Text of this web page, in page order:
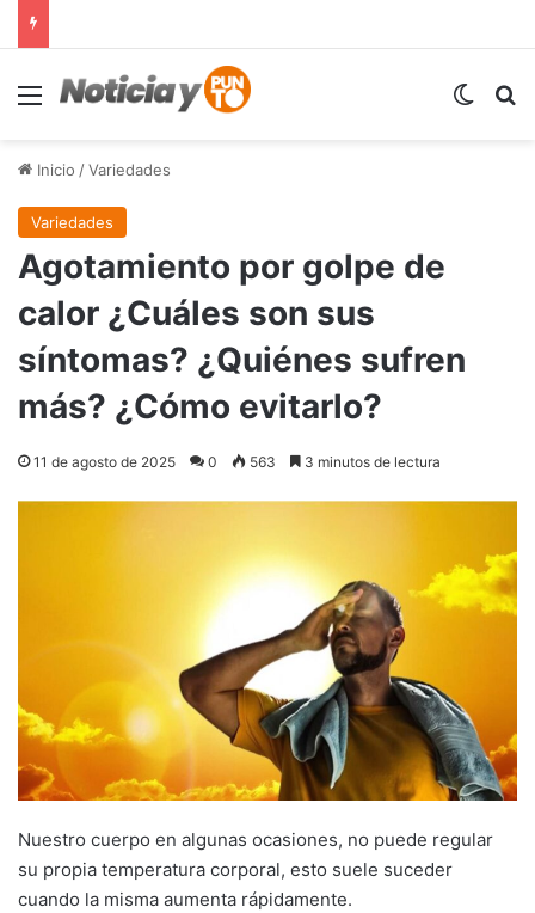
Menú
Inicio /Variedades
Variedades
Agotamiento por golpe de
calor ¿Cuáles son sus
síntomas? ¿Quiénes sufren
más? ¿Cómo evitarlo?
11 de agosto de 2025 0 563 3 minutos de lectura
Nuestro cuerpo en algunas ocasiones, no puede regular
su propia temperatura corporal, esto suele suceder
cuando la misma aumenta rápidamente.